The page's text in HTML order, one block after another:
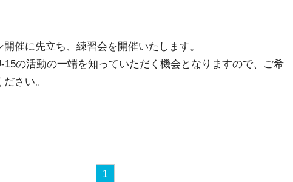
催に先立ち、練習会を開催いたします。
15の活動の一端を知っていただく機会となりますので、ご希
さい。
1